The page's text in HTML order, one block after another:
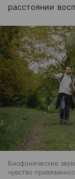
расстоянии
Биофонические
чувство